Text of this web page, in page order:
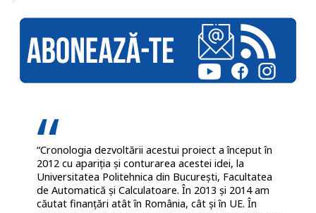
“Cronologia dezvoltării acestui proiect a început în
2012 cu apariția și conturarea acestei idei, la
Universitatea Politehnica din București, Facultatea
de Automatică și Calculatoare. În 2013 și 2014 am
căutat finanțări atât în România, cât și în UE. În